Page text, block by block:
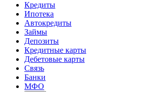
Кредиты
Ипотека
Автокредиты
Займы
Депозиты
Кредитные карты
Дебетовые карты
Связь
Банки
МФО